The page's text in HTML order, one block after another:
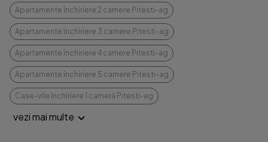
Apartamente închiriere 2 camere Pitesti-ag
Apartamente închiriere 3 camere Pitesti-ag
Apartamente închiriere 4 camere Pitesti-ag
Apartamente închiriere 5 camere Pitesti-ag
Case-vile închiriere 1 cameră Pitesti-ag
vezi mai multe